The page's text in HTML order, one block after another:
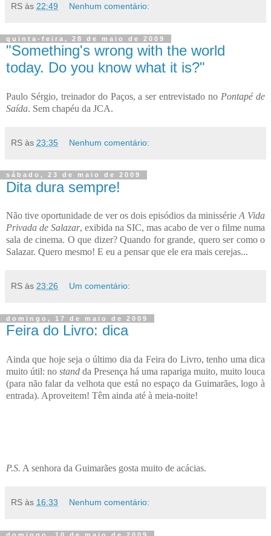
RS às 22:49 Nenhum comentário:
quinta-feira, 28 de maio de 2009
"Something's wrong with the world
today. Do you know what it is?"
Paulo Sérgio, treinador do Paços, a ser entrevistado no Pontapé de
Saída. Sem chapéu da JCA.
RS às 23:35 Nenhum comentário:
sábado, 23 de maio de 2009
Dita dura sempre!
Não tive oportunidade de ver os dois episódios da minissérie A Vida
Privada de Salazar, exibida na SIC, mas acabo de ver o filme numa
sala de cinema. O que dizer? Quando for grande, quero ser como o
Salazar. Quero mesmo! E eu a pensar que ele era mais cerejas...
RS às 23:26 Um comentário:
domingo, 17 de maio de 2009
Feira do Livro: dica
Ainda que hoje seja o último dia da Feira do Livro, tenho uma dica
muito útil: no stand da Presença há uma rapariga muito, muito louca
(para não falar da velhota que está no espaço da Guimarães, logo à
entrada). Aproveitem! Têm ainda até à meia-noite!
P.S. A senhora da Guimarães gosta muito de acácias.
RS às 16:33 Nenhum comentário: